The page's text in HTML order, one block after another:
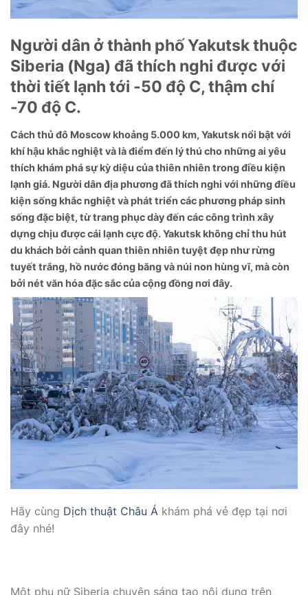
Người dân ở thành phố Yakutsk thuộc
Siberia (Nga) đã thích nghi được với
thời tiết lạnh tới -50 độ C, thậm chí
-70 độ C.
Cách thủ đô Moscow khoảng 5.000 km, Yakutsk nổi bật với
khí hậu khắc nghiệt và là điểm đến lý thú cho những ai yêu
thích khám phá sự kỳ diệu của thiên nhiên trong điều kiện
lạnh giá. Người dân địa phương đã thích nghi với những điều
kiện sống khắc nghiệt và phát triển các phương pháp sinh
sống đặc biệt, từ trang phục dày đến các công trình xây
dựng chịu được cái lạnh cực độ. Yakutsk không chỉ thu hút
du khách bởi cảnh quan thiên nhiên tuyệt đẹp như rừng
tuyết trắng, hồ nước đóng băng và núi non hùng vĩ, mà còn
bởi nét văn hóa đặc sắc của cộng đồng nơi đây.
Hãy cùng Dịch thuật Châu Á khám phá vẻ đẹp tại nơi
đây nhé!
Một phụ nữ Siberia chuyên sáng tạo nội dung trên